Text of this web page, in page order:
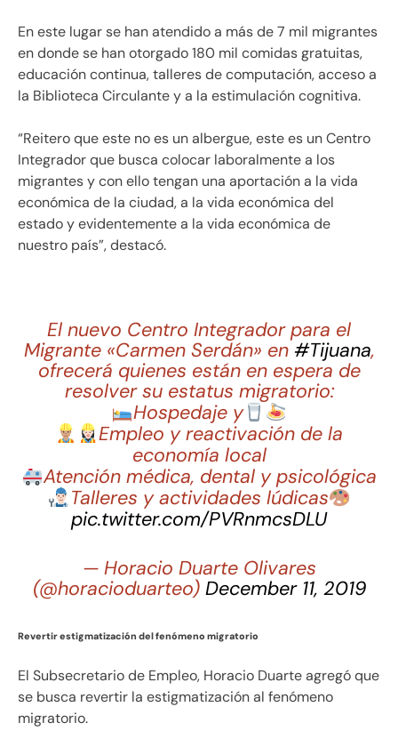
En este lugar se han atendido a más de 7 mil migrantes
en donde se han otorgado 180 mil comidas gratuitas,
educación continua, talleres de computación, acceso a
la Biblioteca Circulante y a la estimulación cognitiva.
“Reitero que este no es un albergue, este es un Centro
Integrador que busca colocar laboralmente a los
migrantes y con ello tengan una aportación a la vida
económica de la ciudad, a la vida económica del
estado y evidentemente a la vida económica de
nuestro país”, destacó.
El nuevo Centro Integrador para el
Migrante «Carmen Serdán» en #Tijuana,
ofrecerá quienes están en espera de
resolver su estatus migratorio:
Hospedaje y
Empleo y reactivación de la
economía local
Atención médica, dental y psicológica
Talleres y actividades lúdicas
pic.twitter.com/PVRnmcsDLU
— Horacio Duarte Olivares
(@horacioduarteo) December 11, 2019
Revertir estigmatización del fenómeno migratorio
El Subsecretario de Empleo, Horacio Duarte agregó que
se busca revertir la estigmatización al fenómeno
migratorio.